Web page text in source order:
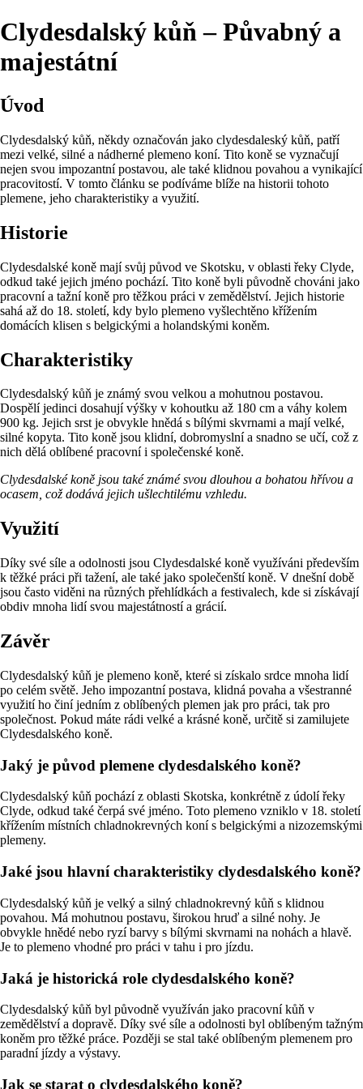
Clydesdalský kůň – Půvabný a
majestátní
Úvod
Clydesdalský kůň, někdy označován jako clydesdaleský kůň, patří
mezi velké, silné a nádherné plemeno koní. Tito koně se vyznačují
nejen svou impozantní postavou, ale také klidnou povahou a vynikající
pracovitostí. V tomto článku se podíváme blíže na historii tohoto
plemene, jeho charakteristiky a využití.
Historie
Clydesdalské koně mají svůj původ ve Skotsku, v oblasti řeky Clyde,
odkud také jejich jméno pochází. Tito koně byli původně chováni jako
pracovní a tažní koně pro těžkou práci v zemědělství. Jejich historie
sahá až do 18. století, kdy bylo plemeno vyšlechtěno křížením
domácích klisen s belgickými a holandskými koněm.
Charakteristiky
Clydesdalský kůň je známý svou velkou a mohutnou postavou.
Dospělí jedinci dosahují výšky v kohoutku až 180 cm a váhy kolem
900 kg. Jejich srst je obvykle hnědá s bílými skvrnami a mají velké,
silné kopyta. Tito koně jsou klidní, dobromyslní a snadno se učí, což z
nich dělá oblíbené pracovní i společenské koně.
Clydesdalské koně jsou také známé svou dlouhou a bohatou hřívou a
ocasem, což dodává jejich ušlechtilému vzhledu.
Využití
Díky své síle a odolnosti jsou Clydesdalské koně využíváni především
k těžké práci při tažení, ale také jako společenští koně. V dnešní době
jsou často viděni na různých přehlídkách a festivalech, kde si získávají
obdiv mnoha lidí svou majestátností a grácií.
Závěr
Clydesdalský kůň je plemeno koně, které si získalo srdce mnoha lidí
po celém světě. Jeho impozantní postava, klidná povaha a všestranné
využití ho činí jedním z oblíbených plemen jak pro práci, tak pro
společnost. Pokud máte rádi velké a krásné koně, určitě si zamilujete
Clydesdalského koně.
Jaký je původ plemene clydesdalského koně?
Clydesdalský kůň pochází z oblasti Skotska, konkrétně z údolí řeky
Clyde, odkud také čerpá své jméno. Toto plemeno vzniklo v 18. století
křížením místních chladnokrevných koní s belgickými a nizozemskými
plemeny.
Jaké jsou hlavní charakteristiky clydesdalského koně?
Clydesdalský kůň je velký a silný chladnokrevný kůň s klidnou
povahou. Má mohutnou postavu, širokou hruď a silné nohy. Je
obvykle hnědé nebo ryzí barvy s bílými skvrnami na nohách a hlavě.
Je to plemeno vhodné pro práci v tahu i pro jízdu.
Jaká je historická role clydesdalského koně?
Clydesdalský kůň byl původně využíván jako pracovní kůň v
zemědělství a dopravě. Díky své síle a odolnosti byl oblíbeným tažným
koněm pro těžké práce. Později se stal také oblíbeným plemenem pro
paradní jízdy a výstavy.
Jak se starat o clydesdalského koně?